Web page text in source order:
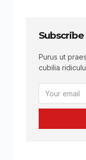
Purus ut
cubilia